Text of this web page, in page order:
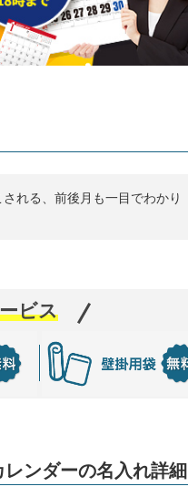
れる、前後月も一目でわかり
ビス
レンダーの名入れ詳細